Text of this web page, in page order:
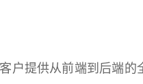
户提供从前端到后端的